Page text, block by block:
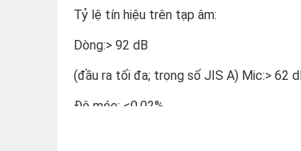
Tỷ lệ tín hiệu trên tạp âm:
Dòng:> 92 dB
(đầu ra tối đa; trọng số JIS A) Mic:> 62
Độ méo: <0,02%
Đáp tuyến tần số: Line: 20 Hz - 20 kHz